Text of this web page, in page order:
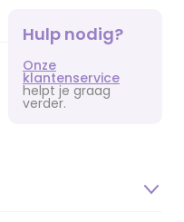
Hulp nodig?
Onze
klantenservice
helpt je graag
verder.